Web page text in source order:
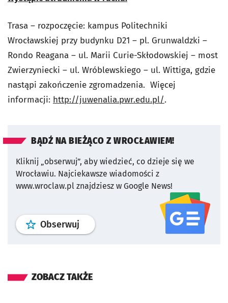
Trasa – rozpoczęcie: kampus Politechniki
Wrocławskiej przy budynku D21 – pl. Grunwaldzki –
Rondo Reagana – ul. Marii Curie-Skłodowskiej – most
Zwierzyniecki – ul. Wróblewskiego – ul. Wittiga, gdzie
nastąpi zakończenie zgromadzenia. Więcej
informacji: http://juwenalia.pwr.edu.pl/.
BĄDŹ NA BIEŻĄCO Z WROCŁAWIEM!
Kliknij „obserwuj”, aby wiedzieć, co dzieje się we
Wrocławiu. Najciekawsze wiadomości z
www.wroclaw.pl znajdziesz w Google News!
Obserwuj profil serwisu
ZOBACZ TAKŻE